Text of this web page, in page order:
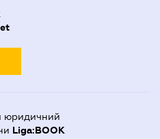
юридичний
Liga:BOOK